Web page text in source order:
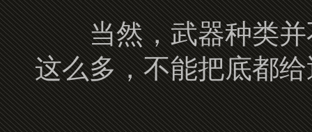
当然，武器种类并
这么多，不能把底都